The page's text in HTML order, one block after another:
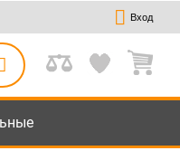
Вход